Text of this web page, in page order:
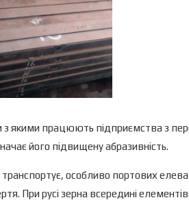
з якими працюють підприємства з
його підвищену абразивність.
особливо портових
При русі зерна всередині